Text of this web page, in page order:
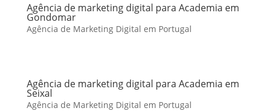
Agência de marketing digital para Academia em
Gondomar
Agência de Marketing Digital em Portugal
Agência de marketing digital para Academia em
Seixal
Agência de Marketing Digital em Portugal